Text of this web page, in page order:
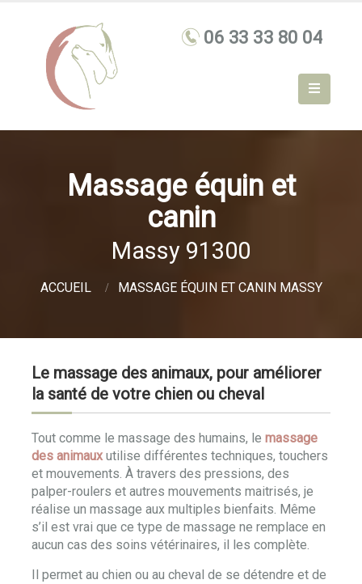
Massage équin et
canin
Massy 91300
ACCUEIL MASSAGE ÉQUIN ET CANIN MASSY
Le massage des animaux, pour améliorer
la santé de votre chien ou cheval
Tout comme le massage des humains, le massage
des animauxutilise différentes techniques, touchers
et mouvements. À travers des pressions, des
palper-roulers et autres mouvements maitrisés, je
réalise un massage aux multiples bienfaits. Même
s’il est vrai que ce type de massage ne remplace en
aucun cas des soins vétérinaires, il les complète.
Il permet au chien ou au cheval de se détendre et de